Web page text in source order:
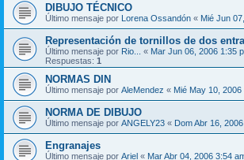
DIBUJO TÉCNICO
Último mensaje por Lorena Ossandón « Mié Jun
Representación de tornillos de dos
Último mensaje por Rio... « Mar Jun 06, 2006 1:35
Respuestas: 1
NORMAS DIN
Último mensaje por AleMendez « Mié May 10, 2006
NORMA DE DIBUJO
Último mensaje por ANGELY23 « Dom Abr 16,
Engranajes
Último mensaje por Ariel « Mar Abr 04, 2006 3:54